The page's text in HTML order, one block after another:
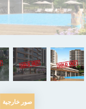
صور خارجية